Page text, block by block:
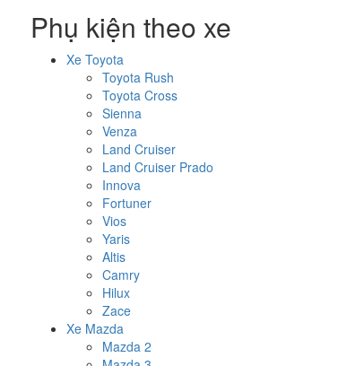
Phụ kiện theo xe
Xe Toyota
Toyota Rush
Toyota Cross
Sienna
Venza
Land Cruiser
Land Cruiser Prado
Innova
Fortuner
Vios
Yaris
Altis
Camry
Hilux
Zace
Xe Mazda
Mazda 2